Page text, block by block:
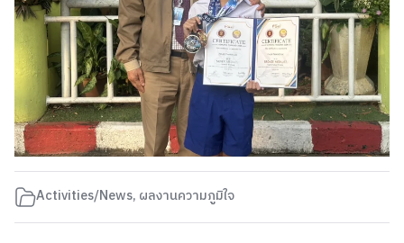
Activities/News, ผลงานความภูมิใจ